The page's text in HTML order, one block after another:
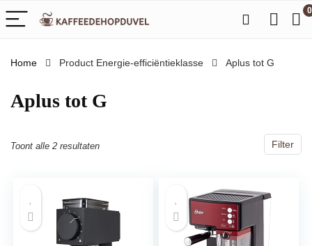
0
Home Product Energie-efficiëntieklasse ‎Aplus tot G
‎Aplus tot G
Filter
Toont alle 2 resultaten